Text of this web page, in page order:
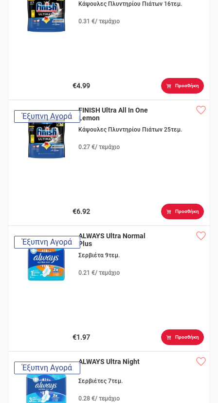
Κάψουλες Πλυντηρίου Πιάτων 16τεμ.
0.31 €/ τεμάχιο
€4.99 Προσθήκη
Έξυπνη Αγορά
FINISH Ultra All In One
Lemon
Κάψουλες Πλυντηρίου Πιάτων 25τεμ.
0.27 €/ τεμάχιο
€6.92 Προσθήκη
Έξυπνη Αγορά
ALWAYS Ultra Normal
Plus
Σερβιέτα 9τεμ.
0.21 €/ τεμάχιο
€1.97 Προσθήκη
Έξυπνη Αγορά
ALWAYS Ultra Night
Σερβιέτες 7τεμ.
0.28 €/ τεμάχιο